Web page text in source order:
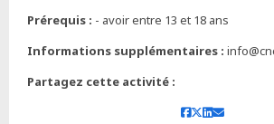
Prérequis :
Informations supplémentaires :
Partagez cette activité :